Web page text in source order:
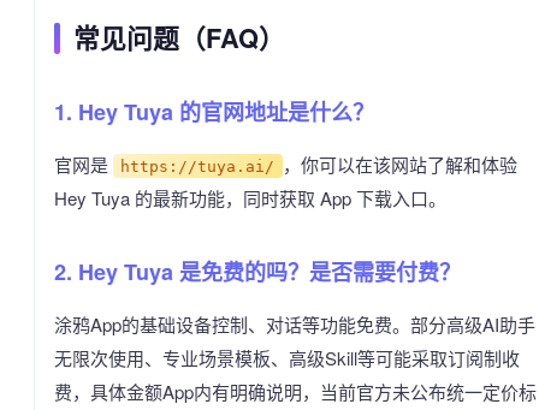
常见问题（FAQ）
1. Hey Tuya 的官网地址是什么？
官网是 https://tuya.ai/ ，你可以在该网站了解和体验
Hey Tuya 的最新功能，同时获取 App 下载入口。
2. Hey Tuya 是免费的吗？是否需要付费？
涂鸦App的基础设备控制、对话等功能免费。部分高级AI助手
无限次使用、专业场景模板、高级Skill等可能采取订阅制收
费，具体金额App内有明确说明，当前官方未公布统一定价标